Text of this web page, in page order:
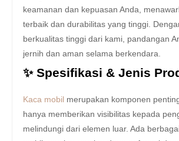
keamanan dan kepuasan Anda,
terbaik dan durabilitas yang tinggi.
berkualitas tinggi dari kami, pandangan
jernih dan aman selama berkendara.
✨ Spesifikasi & Jenis
Kaca mobil merupakan komponen
hanya memberikan visibilitas kepada
melindungi dari elemen luar. Ada